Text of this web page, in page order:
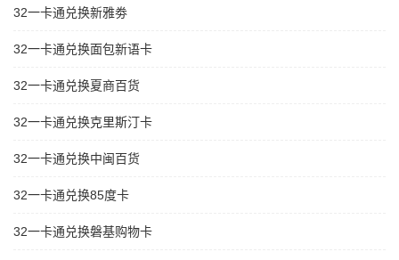
32一卡通兑换新雅劵
32一卡通兑换面包新语卡
32一卡通兑换夏商百货
32一卡通兑换克里斯汀卡
32一卡通兑换中闽百货
32一卡通兑换85度卡
32一卡通兑换磐基购物卡